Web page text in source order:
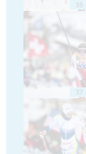
35
37